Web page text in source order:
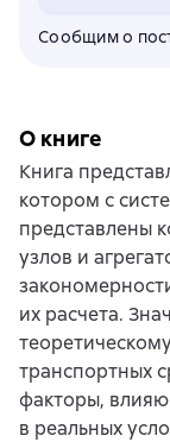
Сообщим о
О книге
Книга
котором с
представлены
узлов и
их расчета.
транспортных
факторы,
в реальных